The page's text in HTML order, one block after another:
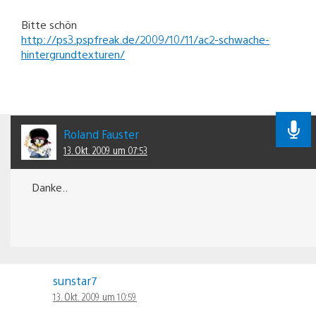
Bitte schön
http://ps3.pspfreak.de/2009/10/11/ac2-schwache-
hintergrundtexturen/
Roland Fauster
13. Okt. 2009 um 07:53
Danke..
sunstar7
13. Okt. 2009 um 10:59